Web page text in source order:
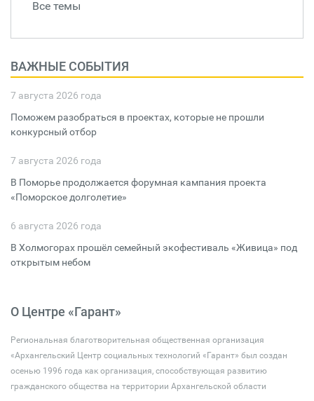
Все темы
ВАЖНЫЕ СОБЫТИЯ
7 августа 2026 года
Поможем разобраться в проектах, которые не прошли
конкурсный отбор
7 августа 2026 года
В Поморье продолжается форумная кампания проекта
«Поморское долголетие»
6 августа 2026 года
В Холмогорах прошёл семейный экофестиваль «Живица» под
открытым небом
О Центре «Гарант»
Региональная благотворительная общественная организация
«Архангельский Центр социальных технологий «Гарант» был создан
осенью 1996 года как организация, способствующая развитию
гражданского общества на территории Архангельской области